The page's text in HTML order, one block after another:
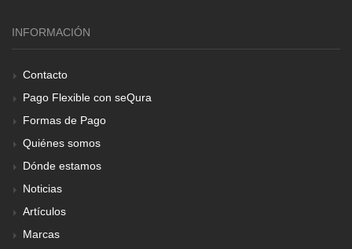
INFORMACIÓN
Contacto
Pago Flexible con seQura
Formas de Pago
Quiénes somos
Dónde estamos
Noticias
Artículos
Marcas